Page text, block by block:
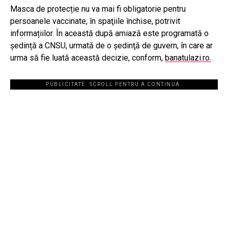
Masca de protecție nu va mai fi obligatorie pentru
persoanele vaccinate, în spaţiile închise, potrivit
informațiilor. În această după amiază este programată o
ședință a CNSU, urmată de o şedinţă de guvern, în care ar
urma să fie luată această decizie, conform, banatulazi.ro.
PUBLICITATE. SCROLL PENTRU A CONTINUA.